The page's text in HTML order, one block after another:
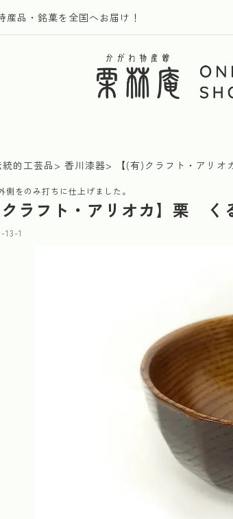
品・銘菓を全国へお届け！
統的工芸品 香川漆器 【(有)クラフト・アリ
側をのみ打ちに仕上げました。
)クラフト・アリオカ】栗
13-1